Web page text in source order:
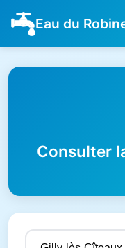
Eau du
Consulter